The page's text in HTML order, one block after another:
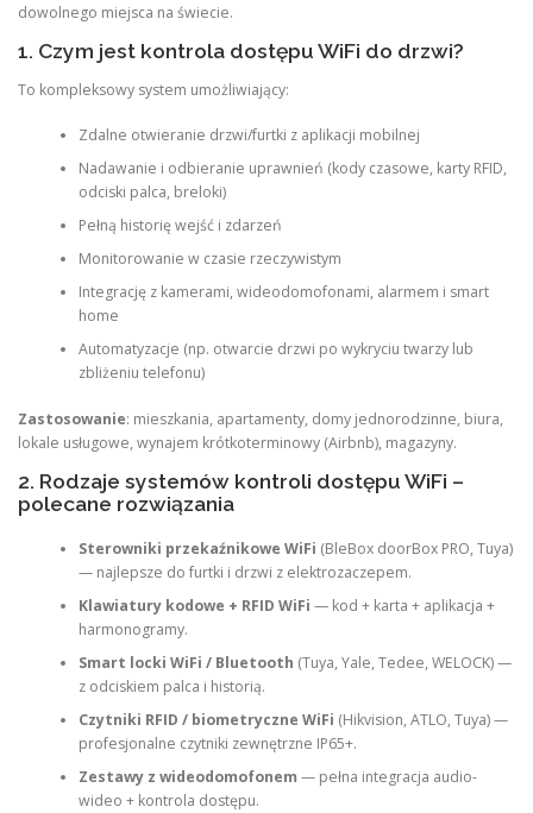
dowolnego miejsca na świecie.
1. Czym jest kontrola dostępu WiFi do drzwi?
To kompleksowy system umożliwiający:
Zdalne otwieranie drzwi/furtki z aplikacji mobilnej
Nadawanie i odbieranie uprawnień (kody czasowe, karty RFID,
odciski palca, breloki)
Pełną historię wejść i zdarzeń
Monitorowanie w czasie rzeczywistym
Integrację z kamerami, wideodomofonami, alarmem i smart
home
Automatyzacje (np. otwarcie drzwi po wykryciu twarzy lub
zbliżeniu telefonu)
Zastosowanie: mieszkania, apartamenty, domy jednorodzinne, biura,
lokale usługowe, wynajem krótkoterminowy (Airbnb), magazyny.
2. Rodzaje systemów kontroli dostępu WiFi –
polecane rozwiązania
Sterowniki przekaźnikowe WiFi (BleBox doorBox PRO, Tuya)
— najlepsze do furtki i drzwi z elektrozaczepem.
Klawiatury kodowe + RFID WiFi — kod + karta + aplikacja +
harmonogramy.
Smart locki WiFi / Bluetooth (Tuya, Yale, Tedee, WELOCK) —
z odciskiem palca i historią.
Czytniki RFID / biometryczne WiFi (Hikvision, ATLO, Tuya) —
profesjonalne czytniki zewnętrzne IP65+.
Zestawy z wideodomofonem — pełna integracja audio-
wideo + kontrola dostępu.